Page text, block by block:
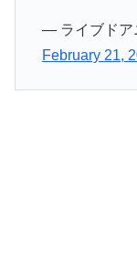
— ライブドア
February 21,